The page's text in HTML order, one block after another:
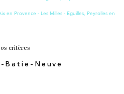
critères
Batie-Neuve